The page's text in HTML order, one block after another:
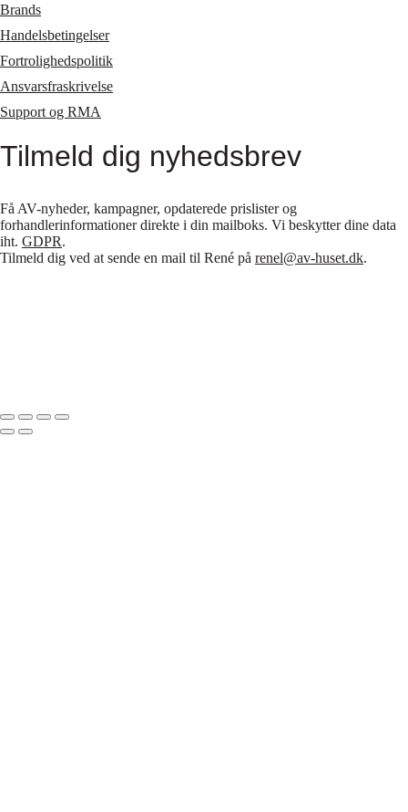
Brands
Handelsbetingelser
Fortrolighedspolitik
Ansvarsfraskrivelse
Support og RMA
Tilmeld dig nyhedsbrev
Få AV-nyheder, kampagner, opdaterede prislister og
forhandlerinformationer direkte i din mailboks. Vi beskytter dine data
iht. GDPR.
Tilmeld dig ved at sende en mail til René på renel@av-huset.dk.